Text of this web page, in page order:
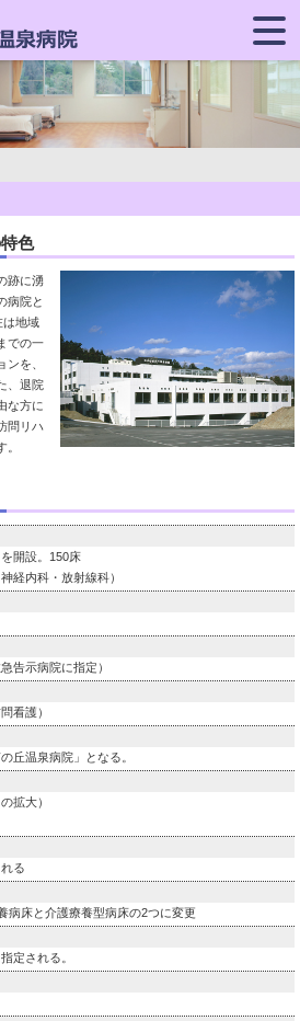
色
跡に湧
病院と
は地域
での一
を、
、退院
な方に
問リハ
開設。150床
経内科・放射線科）
告示病院に指定）
看護）
丘温泉病院」となる。
拡大）
る
病床と介護療養型病床の2つに変更
定される。